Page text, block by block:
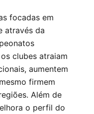
focadas em
através da
clubes atraiam
aumentem
firmem
Além de
o perfil do